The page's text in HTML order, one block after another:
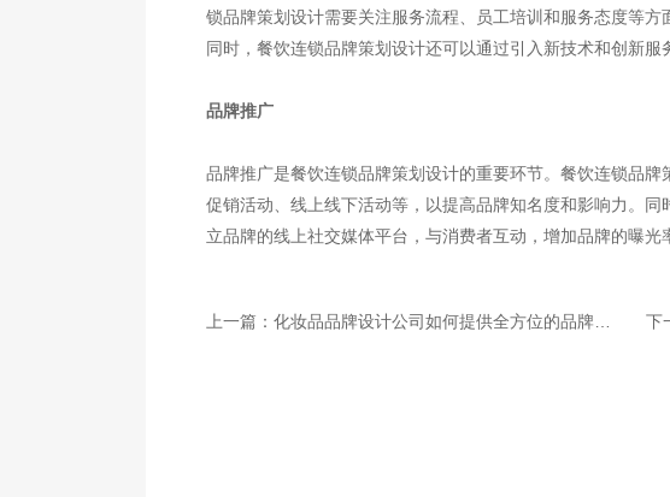
锁品牌策划设计需要关注服务流程、员工培训和服务态度等方
同时，餐饮连锁品牌策划设计还可以通过引入新技术和创新服
品牌推广
品牌推广是餐饮连锁品牌策划设计的重要环节。餐饮连锁品牌
促销活动、线上线下活动等，以提高品牌知名度和影响力。
立品牌的线上社交媒体平台，与消费者互动，增加品牌的曝光
上一篇： 化妆品品牌设计公司如何提供全方位的品牌视觉设计服务？ 下